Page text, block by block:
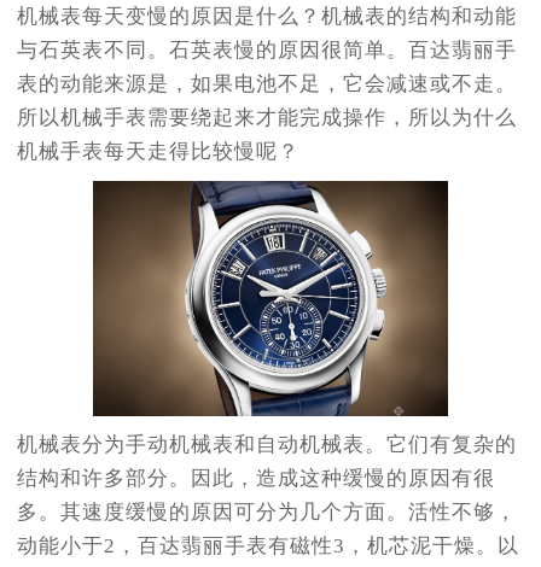
机械表每天变慢的原因是什么？机械表的结构和动能
与石英表不同。石英表慢的原因很简单。百达翡丽手
表的动能来源是，如果电池不足，它会减速或不走。
所以机械手表需要绕起来才能完成操作，所以为什么
机械手表每天走得比较慢呢？
机械表分为手动机械表和自动机械表。它们有复杂的
结构和许多部分。因此，造成这种缓慢的原因有很
多。其速度缓慢的原因可分为几个方面。活性不够，
动能小于2，百达翡丽手表有磁性3，机芯泥干燥。以